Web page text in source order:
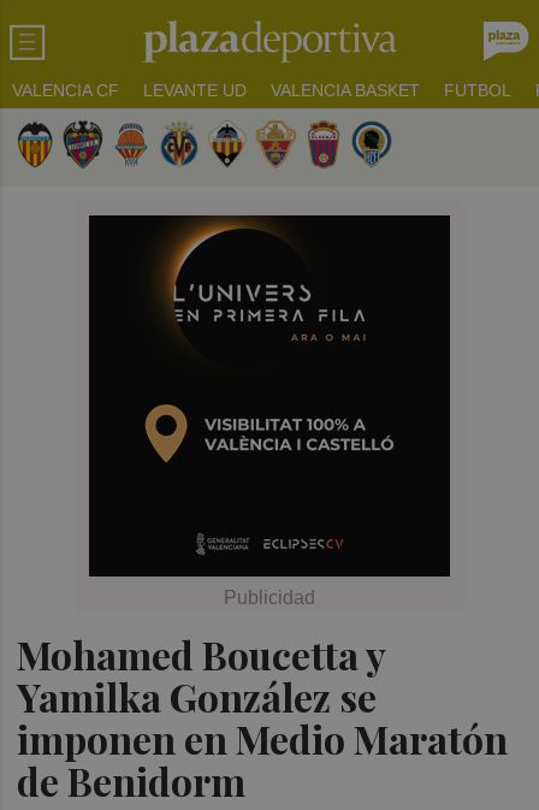
VALENCIA CF LEVANTE UD VALENCIA BASKET FUTBOL
Mohamed Boucetta y
Yamilka González se
imponen en Medio Maratón
de Benidorm